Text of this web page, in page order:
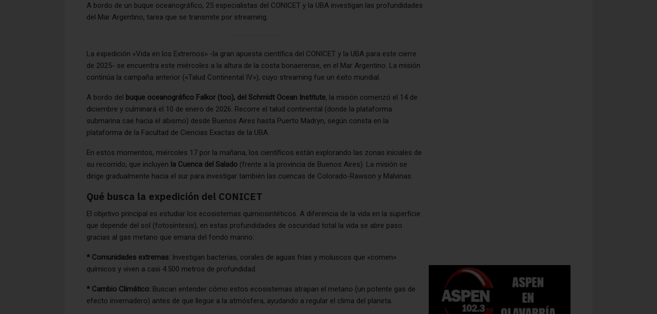
A bordo de un buque oceanográfico, 25 especialistas del CONICET y la UBA investigan las profundidades
del Mar Argentino, tarea que se transmite por streaming.
La expedición «Vida en los Extremos» -la gran apuesta científica del CONICET y la UBA para este cierre
de 2025- se encuentra este miércoles a la altura de la costa bonaerense, en el Mar Argentino. La misión
continúa la campaña anterior («Talud Continental IV»), cuyo streaming fue un éxito mundial.
A bordo del buque oceanográfico Falkor (too), del Schmidt Ocean Institute, la misión comenzó el 14 de
diciembre y culminará el 10 de enero de 2026. Recorre el talud continental (donde la plataforma
submarina cae hacia el abismo) desde Buenos Aires hasta Puerto Madryn, según consta en la
plataforma de la Facultad de Ciencias Exactas de la UBA.
En estos momentos, miércoles 17 por la mañana, los científicos están explorando las zonas iniciales de
su recorrido, que incluyen la Cuenca del Salado (frente a la provincia de Buenos Aires). La misión se
dirige gradualmente hacia el sur para investigar también las cuencas de Colorado-Rawson y Malvinas.
Qué busca la expedición del CONICET
El objetivo principal es estudiar los ecosistemas quimiosintéticos. A diferencia de la vida en la superficie
que depende del sol (fotosíntesis), en estas profundidades de oscuridad total la vida se abre paso
gracias al gas metano que emana del fondo marino:
* Comunidades extremas: Investigan bacterias, corales de aguas frías y moluscos que «comen»
químicos y viven a casi 4.500 metros de profundidad.
* Cambio Climático: Buscan entender cómo estos ecosistemas atrapan el metano (un potente gas de
efecto invernadero) antes de que llegue a la atmósfera, ayudando a regular el clima del planeta.